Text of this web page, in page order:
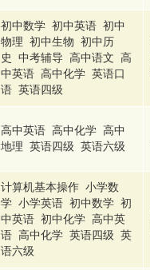
初中数学 初中英语 初中
物理 初中生物 初中历
史 中考辅导 高中语文 高
中英语 高中化学 英语口
语 英语四级
高中英语 高中化学 高中
地理 英语四级 英语六级
计算机基本操作 小学数
学 小学英语 初中数学 初
中英语 初中化学 高中英
语 高中化学 英语四级 英
语六级